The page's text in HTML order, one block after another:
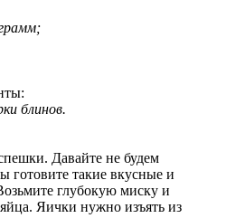
блинов.
Давайте не будем
готовите такие вкусные и
глубокую миску и
Яички нужно изъять из